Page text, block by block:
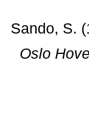
Sando, S.
Oslo